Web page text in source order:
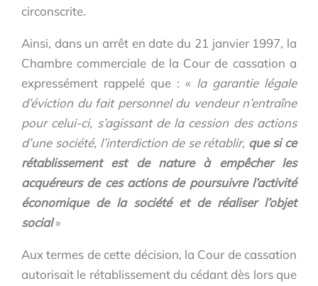
circonscrite.
Ainsi, dans un arrêt en date du 21 janvier 1997, la
Chambre commerciale de la Cour de cassation a
expressément rappelé que : « la garantie légale
d’éviction du fait personnel du vendeur n’entraîne
pour celui-ci, s’agissant de la cession des actions
d’une société, l’interdiction de se rétablir, que si ce
rétablissement est de nature à empêcher les
acquéreurs de ces actions de poursuivre l’activité
économique de la société et de réaliser l’objet
social»
Aux termes de cette décision, la Cour de cassation
autorisait le rétablissement du cédant dès lors que